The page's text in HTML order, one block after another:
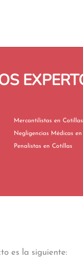
Mercantilistas en Cotillas
Penalistas en Cotillas
es la siguiente: